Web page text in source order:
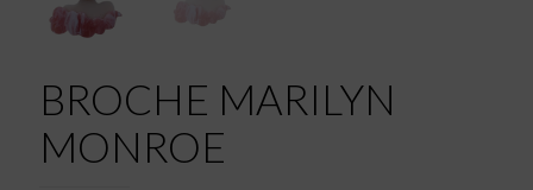
BROCHE MARILYN
MONROE